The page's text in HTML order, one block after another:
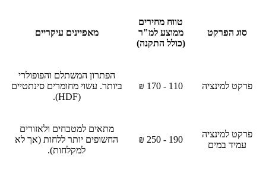
סוג הפרקט
טווח מחירים
ממוצע למ"ר
(כולל התקנה)
מאפיינים עיקריים
פרקט למינציה 110 - 170 ₪
הפתרון המשתלם והפופולרי
ביותר. עשוי מחומרים סינתטיים
(HDF).
פרקט למינציה
עמיד במים
190 - 250 ₪
מתאים למטבחים ולאזורים
החשופים יותר ללחות (אך לא
למקלחות).